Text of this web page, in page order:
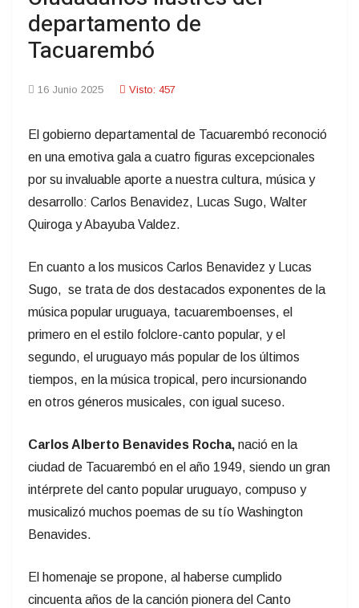
departamento de
Tacuarembó
16 Junio 2025 Visto: 457
El gobierno departamental de Tacuarembó reconoció
en una emotiva gala a cuatro figuras excepcionales
por su invaluable aporte a nuestra cultura, música y
desarrollo: Carlos Benavidez, Lucas Sugo, Walter
Quiroga y Abayuba Valdez.
En cuanto a los musicos Carlos Benavidez y Lucas
Sugo, se trata de dos destacados exponentes de la
música popular uruguaya, tacuaremboenses, el
primero en el estilo folclore-canto popular, y el
segundo, el uruguayo más popular de los últimos
tiempos, en la música tropical, pero incursionando
en otros géneros musicales, con igual suceso.
Carlos Alberto Benavides Rocha, nació en la
ciudad de Tacuarembó en el año 1949, siendo un gran
intérprete del canto popular uruguayo, compuso y
musicalizó muchos poemas de su tío Washington
Benavides.
El homenaje se propone, al haberse cumplido
cincuenta años de la canción pionera del Canto